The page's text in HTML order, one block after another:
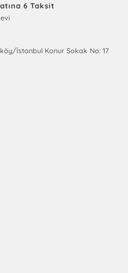
6 Taksit
İstanbul Konur Sokak No: 17